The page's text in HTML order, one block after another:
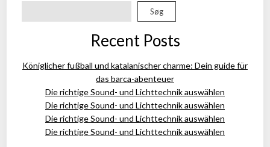
Søg
Recent Posts
Königlicher fußball und katalanischer charme: Dein guide für
das barca-abenteuer
Die richtige Sound- und Lichttechnik auswählen
Die richtige Sound- und Lichttechnik auswählen
Die richtige Sound- und Lichttechnik auswählen
Die richtige Sound- und Lichttechnik auswählen